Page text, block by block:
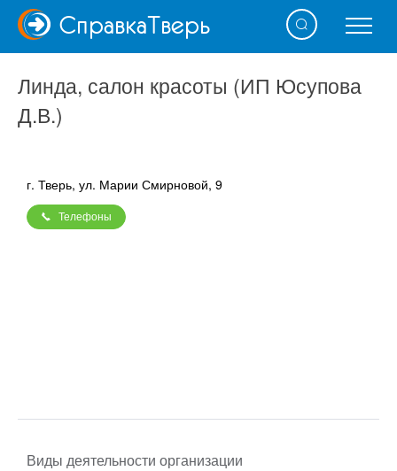
СправкаТверь
Линда, салон красоты (ИП Юсупова
Д.В.)
г. Тверь, ул. Марии Смирновой, 9
Телефоны
Виды деятельности организации